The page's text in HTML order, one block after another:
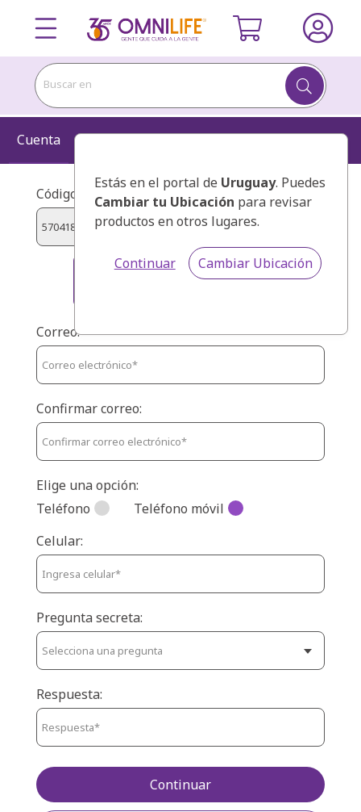
Buscar en
Estás en el portal de Uruguay. Puedes
Cambiar tu Ubicación para revisar
productos en otros lugares.
Continuar Cambiar Ubicación
Cuenta Información Kit Confirmar
Código de presentador:
HERNANDEZ PEREZ MANUEL
Correo:
Confirmar correo:
Elige una opción:
Teléfono
Teléfono móvil
Celular:
Pregunta secreta:
Respuesta:
Continuar